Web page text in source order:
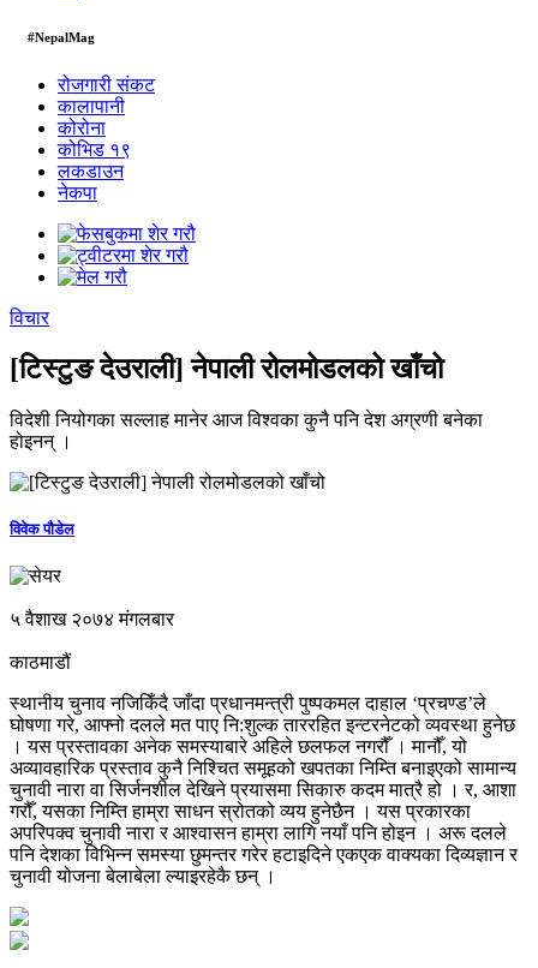
#NepalMag
रोजगारी संकट
कालापानी
कोरोना
कोभिड १९
लकडाउन
नेकपा
विचार
[टिस्टुङ देउराली] नेपाली रोलमोडलको खाँचो
विदेशी नियोगका सल्लाह मानेर आज विश्वका कुनै पनि देश अग्रणी बनेका
होइनन् ।
विवेक पौडेल
५ वैशाख २०७४ मंगलबार
काठमाडौं
स्थानीय चुनाव नजिकिँदै जाँदा प्रधानमन्त्री पुष्पकमल दाहाल ‘प्रचण्ड’ले
घोषणा गरे, आफ्नो दलले मत पाए नि:शुल्क ताररहित इन्टरनेटको व्यवस्था हुनेछ
। यस प्रस्तावका अनेक समस्याबारे अहिले छलफल नगरौँ । मानौँ, यो
अव्यावहारिक प्रस्ताव कुनै निश्चित समूहको खपतका निम्ति बनाइएको सामान्य
चुनावी नारा वा सिर्जनशील देखिने प्रयासमा सिकारु कदम मात्रै हो । र, आशा
गरौँ, यसका निम्ति हाम्रा साधन स्रोतको व्यय हुनेछैन । यस प्रकारका
अपरिपक्व चुनावी नारा र आश्वासन हाम्रा लागि नयाँ पनि होइन । अरू दलले
पनि देशका विभिन्न समस्या छुमन्तर गरेर हटाइदिने एकएक वाक्यका दिव्यज्ञान र
चुनावी योजना बेलाबेला ल्याइरहेकै छन् ।